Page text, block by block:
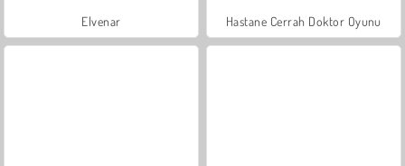
Elvenar Hastane Cerrah Doktor Oyunu